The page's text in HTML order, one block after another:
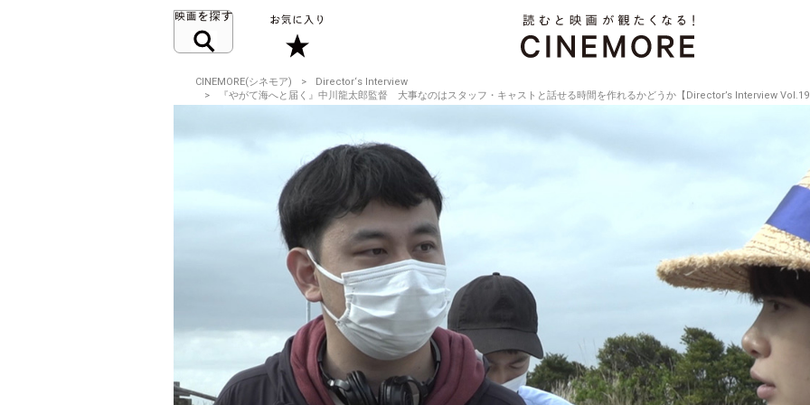
CINEMORE(シネモア)
Director‘s Interview
『やがて海へと届く』中川龍太郎監督 大事なのはスタッフ・キャストと話せる時間を作れるかどうか【Director’s Interview